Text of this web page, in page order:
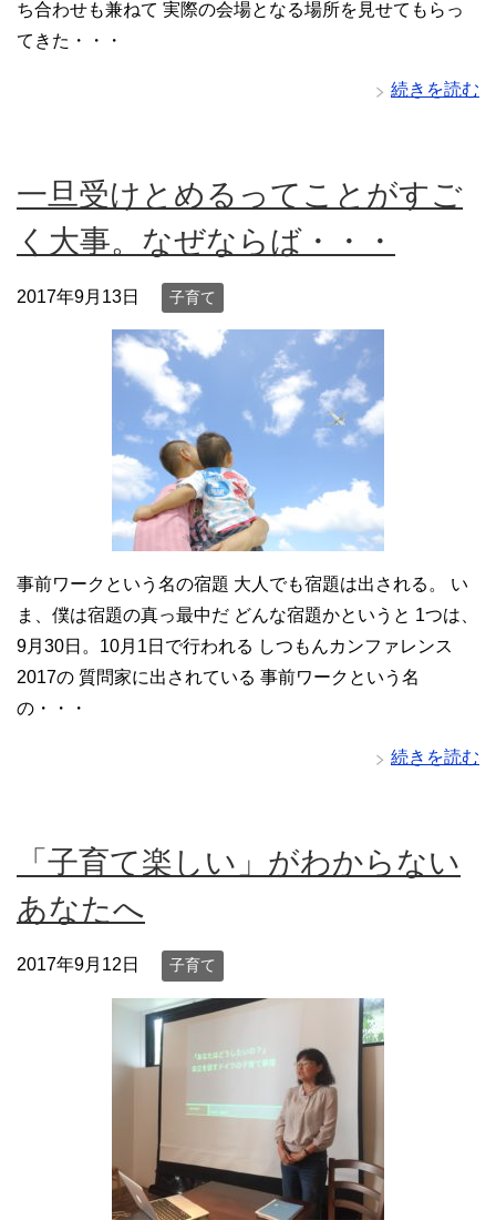
ち合わせも兼ねて 実際の会場となる場所を見せてもらっ
てきた・・・
続きを読む
一旦受けとめるってことがすご
く大事。なぜならば・・・
2017年9月13日 子育て
事前ワークという名の宿題 大人でも宿題は出される。 い
ま、僕は宿題の真っ最中だ どんな宿題かというと 1つは、
9月30日。10月1日で行われる しつもんカンファレンス
2017の 質問家に出されている 事前ワークという名
の・・・
続きを読む
「子育て楽しい」がわからない
あなたへ
2017年9月12日 子育て